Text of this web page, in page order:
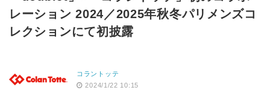
レーション 2024／2025年秋冬パリメンズコ
レクションにて初披露
コラントッテ
2024/1/22 10:15